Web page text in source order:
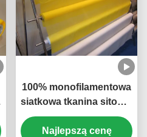
100% monofilamentowa
siatkowa tkanina sitowa,
80 siatkowy ekran do
sitodruku
Najlepszą cenę